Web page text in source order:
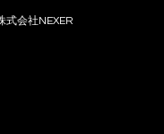
式会社NEXER